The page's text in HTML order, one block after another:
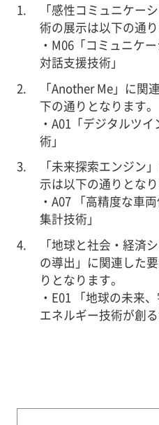
「感性コミュニケー
術の展示は以下の通り
・M06「コミュニケ
対話支援技術」
「Another Me」に関
下の通りとなります。
・A01「デジタルツ
術」
「未来探索エンジン
示は以下の通りとなり
・A07 「高精度な車
集計技術」
「地球と社会・経済
の導出」に関連した
りとなります。
・E01 「地球の未来
エネルギー技術が創る